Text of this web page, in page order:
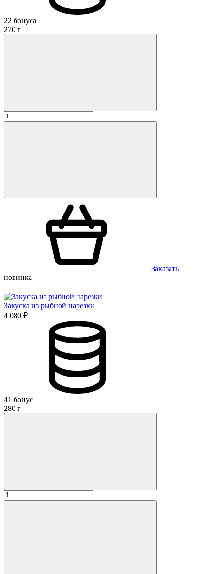
22 бонуса
270 г
Заказать
новинка
Закуска из рыбной нарезки
4 080 ₽
41 бонус
280 г